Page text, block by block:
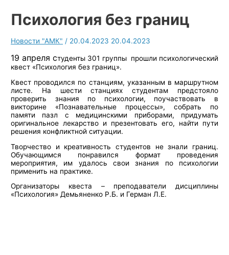
Психология без границ
Новости "АМК" / 20.04.2023 20.04.2023
19 апреля студенты 301 группы прошли психологический
квест «Психология без границ».
Квест проводился по станциям, указанным в маршрутном
листе. На шести станциях студентам предстояло
проверить знания по психологии, поучаствовать в
викторине «Познавательные процессы», собрать по
памяти пазл с медицинскими приборами, придумать
оригинальное лекарство и презентовать его, найти пути
решения конфликтной ситуации.
Творчество и креативность студентов не знали границ.
Обучающимся понравился формат проведения
мероприятия, им удалось свои знания по психологии
применить на практике.
Организаторы квеста – преподаватели дисциплины
«Психология» Демьяненко Р.Б. и Герман Л.Е.